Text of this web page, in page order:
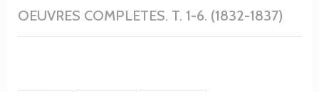
OEUVRES COMPLETES. T. 1-6. (1832-1837)